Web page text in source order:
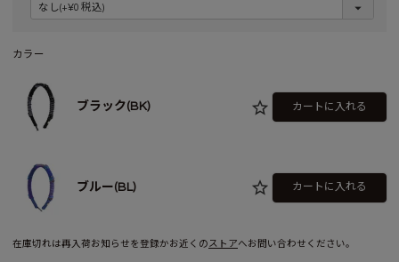
カラー
ブラック(BK) カートに入れる
ブルー(BL) カートに入れる
在庫切れは再入荷お知らせを登録かお近くの ストアへお問い合わせください。